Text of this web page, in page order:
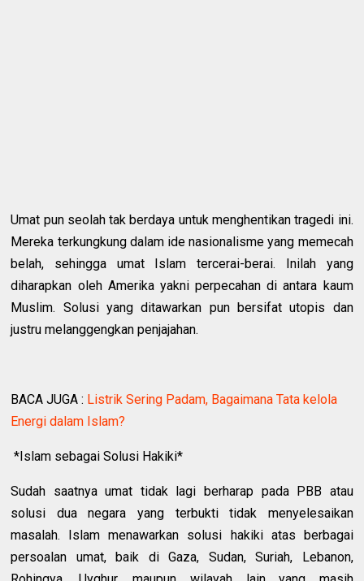
Umat pun seolah tak berdaya untuk menghentikan tragedi ini.
Mereka terkungkung dalam ide nasionalisme yang memecah
belah, sehingga umat Islam tercerai-berai. Inilah yang
diharapkan oleh Amerika yakni perpecahan di antara kaum
Muslim. Solusi yang ditawarkan pun bersifat utopis dan
justru melanggengkan penjajahan.
BACA JUGA : Listrik Sering Padam, Bagaimana Tata kelola
Energi dalam Islam?
*Islam sebagai Solusi Hakiki*
Sudah saatnya umat tidak lagi berharap pada PBB atau
solusi dua negara yang terbukti tidak menyelesaikan
masalah. Islam menawarkan solusi hakiki atas berbagai
persoalan umat, baik di Gaza, Sudan, Suriah, Lebanon,